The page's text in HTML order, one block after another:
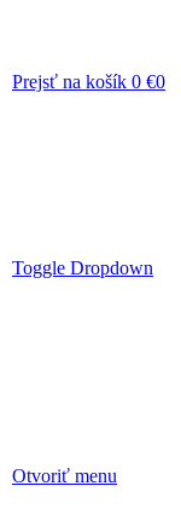
Prejsť na košík 0 €0
Toggle Dropdown
Otvoriť menu